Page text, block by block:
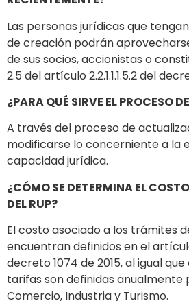
Las personas jurídicas que
de creación podrán
de sus socios, accionistas o
2.5 del artículo 2.2.1.1.1.5.2 del
¿PARA QUÉ SIRVE EL PROCESO
A través del proceso de
modificarse lo concerniente a la
capacidad jurídica.
¿CÓMO SE DETERMINA EL
DEL RUP?
El costo asociado a los trámites
encuentran definidos en el
decreto 1074 de 2015, al igual
tarifas son definidas anualmente
Comercio, Industria y Turismo.